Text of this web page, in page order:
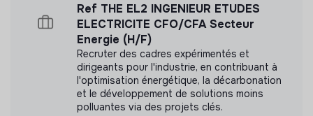
Ref THE EL2 INGENIEUR ETUDES
ELECTRICITE CFO/CFA Secteur
Energie (H/F)
Recruter des cadres expérimentés et
dirigeants pour l'industrie, en contribuant à
l'optimisation énergétique, la décarbonation
et le développement de solutions moins
polluantes via des projets clés.